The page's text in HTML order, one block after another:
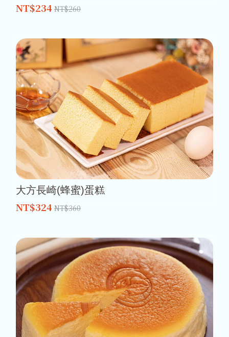
NT$234 NT$260
大方長崎(蜂蜜)蛋糕
NT$324 NT$360